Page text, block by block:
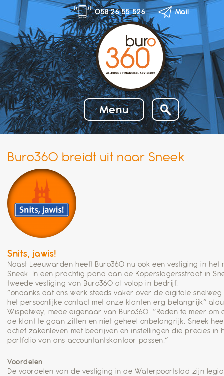
content
058 26 55 526 Mail
Menu
Buro360 breidt uit naar Sneek
Snits, jawis!
Naast Leeuwarden heeft Buro360 nu ook een vestiging in het
Sneek. In een prachtig pand aan de Koperslagersstraat in
tweede vestiging van Buro360 al volop in bedrijf.
“ondanks dat ons werk steeds vaker over de digitale
het persoonlijke contact met onze klanten erg belangrijk”
Wispelwey, mede eigenaar van Buro360. “Reden te meer om
de klant te gaan zitten en niet geheel onbelangrijk: Sneek
actief zakenleven met bedrijven en instellingen die precies in
portfolio van ons accountantskantoor passen.”
Voordelen
De voordelen van de vestiging in de Waterpoortstad zijn